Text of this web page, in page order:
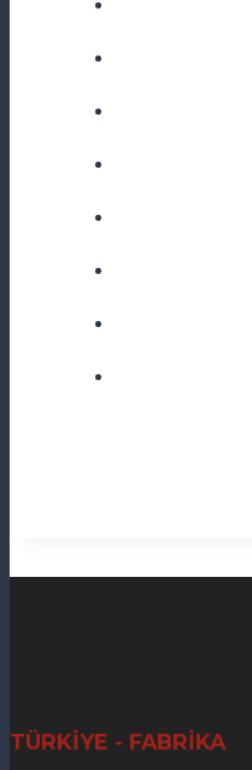
TÜRKİYE - FABRİKA